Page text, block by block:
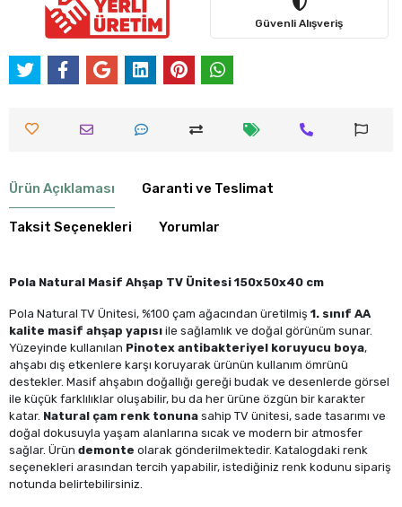
Güvenli Alışveriş
Ürün Açıklaması Garanti ve Teslimat
Taksit Seçenekleri Yorumlar
Pola Natural Masif Ahşap TV Ünitesi 150x50x40 cm
Pola Natural TV Ünitesi, %100 çam ağacından üretilmiş 1. sınıf AA
kalite masif ahşap yapısı ile sağlamlık ve doğal görünüm sunar.
Yüzeyinde kullanılan Pinotex antibakteriyel koruyucu boya,
ahşabı dış etkenlere karşı koruyarak ürünün kullanım ömrünü
destekler. Masif ahşabın doğallığı gereği budak ve desenlerde görsel
ile küçük farklılıklar oluşabilir, bu da her ürüne özgün bir karakter
katar. Natural çam renk tonuna sahip TV ünitesi, sade tasarımı ve
doğal dokusuyla yaşam alanlarına sıcak ve modern bir atmosfer
sağlar. Ürün demonte olarak gönderilmektedir. Katalogdaki renk
seçenekleri arasından tercih yapabilir, istediğiniz renk kodunu sipariş
notunda belirtebilirsiniz.